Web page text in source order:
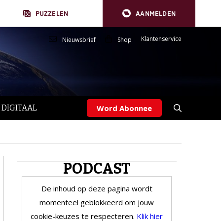
PUZZELEN AANMELDEN
Nieuwsbrief Shop Klantenservice
DIGITAAL Word Abonnee
PODCAST
De inhoud op deze pagina wordt
momenteel geblokkeerd om jouw
cookie-keuzes te respecteren. Klik hier